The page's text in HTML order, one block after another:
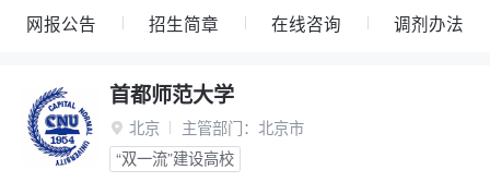
网报公告 招生简章 在线咨询 调剂办法
首都师范大学
 北京 主管部门： 北京市
“双一流”建设高校